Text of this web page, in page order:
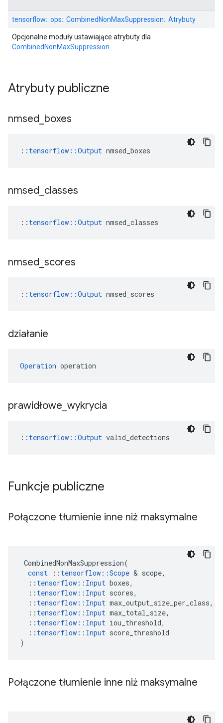
tensorflow:: ops:: CombinedNonMaxSuppression:: Atrybuty
Opcjonalne moduły ustawiające atrybuty dla
CombinedNonMaxSuppression
Atrybuty publiczne
nmsed boxes
:: tensorflow::Output nmsed_boxes
nmsed classes
:: tensorflow::Output nmsed_classes
nmsed scores
:: tensorflow::Output nmsed_scores
działanie
Operation operation
prawidłowe wykrycia
:: tensorflow::Output valid_detections
Funkcje publiczne
Połączone tłumienie inne niż maksymalne
CombinedNonMaxSuppression(
const
:: tensorflow ::Scope & scope,
:: tensorflow :: Input boxes,
:: tensorflow :: Input scores,
:: tensorflow :: Input max_output_size_per_class,
:: tensorflow :: Input max_total_size,
:: tensorflow :: Input iou_threshold,
:: tensorflow :: Input score_threshold
)
Połączone tłumienie inne niż maksymalne